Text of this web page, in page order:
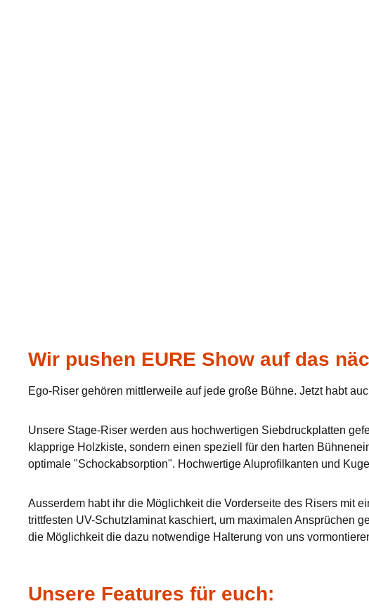
Wir pushen EURE Show auf das
Ego-Riser gehören mittlerweile auf jede große Bühne. Jetzt habt
Unsere Stage-Riser werden aus hochwertigen Siebdruckplatten
klapprige Holzkiste, sondern einen speziell für den harten
optimale "Schockabsorption". Hochwertige Aluprofilkanten und
Ausserdem habt ihr die Möglichkeit die Vorderseite des Risers mit
trittfesten UV-Schutzlaminat kaschiert, um maximalen Ansprüchen
die Möglichkeit die dazu notwendige Halterung von uns
Unsere Features für euch: